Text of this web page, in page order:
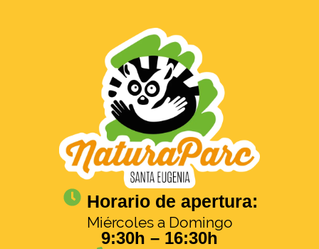
Horario de apertura:
Miércoles a Domingo
9:30h – 16:30h